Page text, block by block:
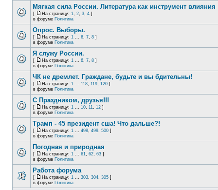
Мягкая сила России. Литература как инструмент влияния
[ На страницу: 1, 2, 3, 4 ]
в форуме Политика
Опрос. Выборы.
[ На страницу: 1 ... 6, 7, 8 ]
в форуме Политика
Я служу России.
[ На страницу: 1 ... 6, 7, 8 ]
в форуме Политика
ЧК не дремлет. Граждане, будьте и вы бдительны!
[ На страницу: 1 ... 118, 119, 120 ]
в форуме Политика
С Праздником, друзья!!!
[ На страницу: 1 ... 10, 11, 12 ]
в форуме Политика
Трамп - 45 президент сша! Что дальше?!
[ На страницу: 1 ... 498, 499, 500 ]
в форуме Политика
Погодная и природная
[ На страницу: 1 ... 61, 62, 63 ]
в форуме Политика
Работа форума
[ На страницу: 1 ... 303, 304, 305 ]
в форуме Политика